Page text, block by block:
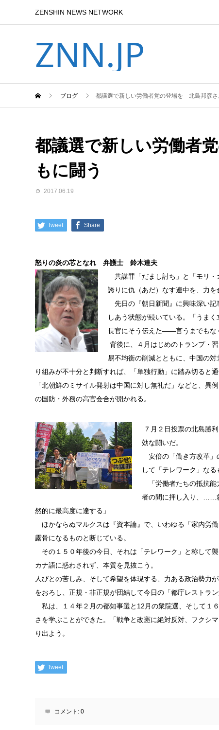
ZENSHIN NEWS NETWORK
ZNN.JP
ブログ 都議選で新しい労働者党の登場を 北島邦彦さ
都議選で新しい労働者
もに闘う
2017.06.19
Tweet Share
怒りの炎の芯となれ 弁護士 鈴木達夫
共謀罪「だまし討ち」と「モリ
誇りに仇（あだ）なす連中を、力を
先日の『朝日新聞』に興味深い記
しあう状態が続いている。「うま
長官にそう伝えた――言うまでもな
背後に、４月はじめのトランプ・
易不均衡の削減とともに、中国の
り組みが不十分と判断すれば、「単独行動」に踏み切ると
「北朝鮮のミサイル発射は中国に対し無礼だ」などと、異
の国防・外務の高官会合が開かれる。
７月２日投票の北島勝
効な闘いだ。
安倍の「働き方改革」
して「テレワーク」なる
「労働者たちの抵抗能
者の間に押し入り、……
然的に最高度に達する」
ほかならぬマルクスは『資本論』で、いわゆる「家内労
露骨になるものと断じている。
その１５０年後の今日、それは「テレワーク」と称して
カナ語に惑わされず、本質を見抜こう。
人びとの苦しみ、そして希望を体現する、力ある政治勢力
をおろし、正規・非正規が団結して今日の「都庁レストラ
私は、１４年２月の都知事選と12月の衆院選、そして１
さを学ぶことができた。「戦争と改憲に絶対反対、フクシ
り出よう。
Tweet
コメント: 0